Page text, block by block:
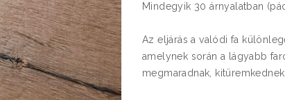
Mindegyik 30 árnyalatban
Az eljárás a valódi fa
amelynek során a lágyabb
megmaradnak,